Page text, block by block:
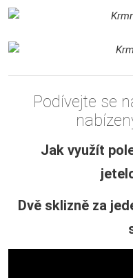
Podívejte se
Jak využít
Dvě sklizně za